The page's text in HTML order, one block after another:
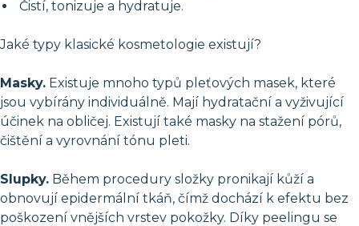
Čistí, tonizuje a hydratuje.
Jaké typy klasické kosmetologie existují?
Masky. Existuje mnoho typů pleťových masek, které
jsou vybírány individuálně. Mají hydratační a vyživující
účinek na obličej. Existují také masky na stažení pórů,
čištění a vyrovnání tónu pleti.
Slupky. Během procedury složky pronikají kůží a
obnovují epidermální tkáň, čímž dochází k efektu bez
poškození vnějších vrstev pokožky. Díky peelingu se